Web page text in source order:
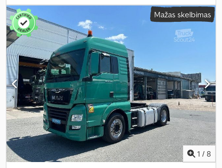
ratų bazė:3 600 mm, spalva:balta, vairuotojo kabina:miegamoji
kabina, pavaros tipas: , emisijos klasė:Euro 6,
pakaba:plienas-oras , Įranga: ABS, autonominis šildytuvas, borto
kompiuteris, diferencialo užraktas, hidraulika, oro
kondicionavimas, trauki kontrolė,
Mažas skelbimas
1 / 8